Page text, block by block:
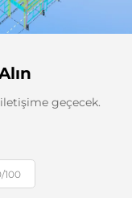
geçecek.
100